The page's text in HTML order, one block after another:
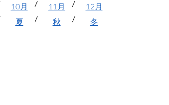
10月 11月
12月
夏 秋 冬